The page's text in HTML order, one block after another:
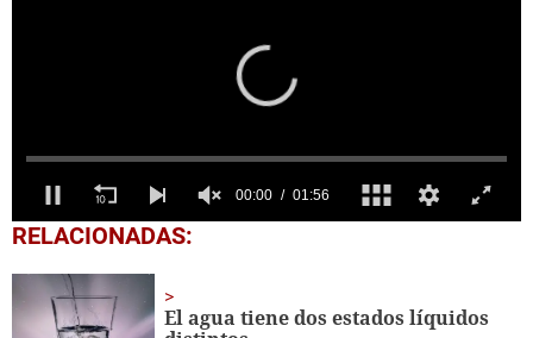
0
seconds
minute,
RELACIONADAS:
El agua tiene dos estados líquidos